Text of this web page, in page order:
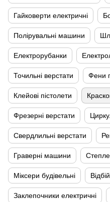
Гайковерти електричні
Полірувальні машини
Електрорубанки
Точильні верстати Фени
Клейові пістолети
Фрезерні верстати
Свердлильні верстати
Граверні машини
Міксери будівельні
Заклепочники електричні